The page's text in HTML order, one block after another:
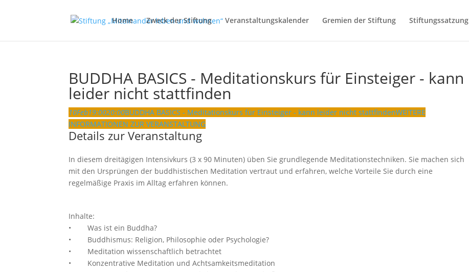
Home Zweck der Stiftung Veranstaltungskalender Gremien der Stiftung Stiftungssatzung
BUDDHA BASICS - Meditationskurs für Einsteiger - kann
leider nicht stattfinden
10Feb19:0020:00BUDDHA BASICS - Meditationskurs für Einsteiger - kann leider nicht stattfindenWEITERE
INFORMATIONEN ZUR VERANSTALTUNG
Details zur Veranstaltung
In diesem dreitägigen Intensivkurs (3 x 90 Minuten) üben Sie grundlegende Meditationstechniken. Sie machen sich
mit den Ursprüngen der buddhistischen Meditation vertraut und erfahren, welche Vorteile Sie durch eine
regelmäßige Praxis im Alltag erfahren können.
Inhalte:
• Was ist ein Buddha?
• Buddhismus: Religion, Philosophie oder Psychologie?
• Meditation wissenschaftlich betrachtet
• Konzentrative Meditation und Achtsamkeitsmeditation